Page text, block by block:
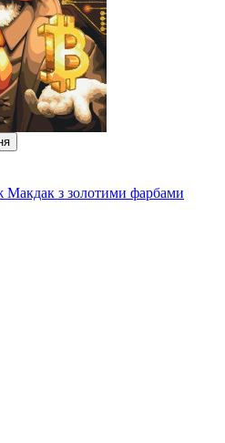
з золотими фарбами